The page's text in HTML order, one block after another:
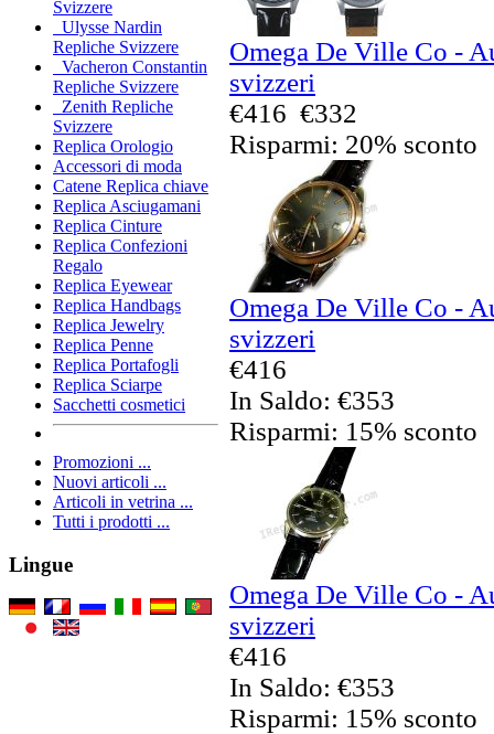
Svizzere
Ulysse Nardin
Repliche Svizzere
Vacheron Constantin
Repliche Svizzere
Zenith Repliche
Svizzere
Replica Orologio
Accessori di moda
Catene Replica chiave
Replica Asciugamani
Replica Cinture
Replica Confezioni
Regalo
Replica Eyewear
Replica Handbags
Replica Jewelry
Replica Penne
Replica Portafogli
Replica Sciarpe
Sacchetti cosmetici
Promozioni ...
Nuovi articoli ...
Articoli in vetrina ...
Tutti i prodotti ...
Lingue
Omega De Ville Co -
svizzeri
€416 €332
Risparmi: 20% sconto
Omega De Ville Co -
svizzeri
€416
In Saldo: €353
Risparmi: 15% sconto
Omega De Ville Co -
svizzeri
€416
In Saldo: €353
Risparmi: 15% sconto